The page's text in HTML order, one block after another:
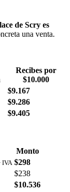
de Scry es
una venta.
Recibes por
$10.000
$9.167
$9.286
$9.405
Monto
IVA $298
$238
$10.536